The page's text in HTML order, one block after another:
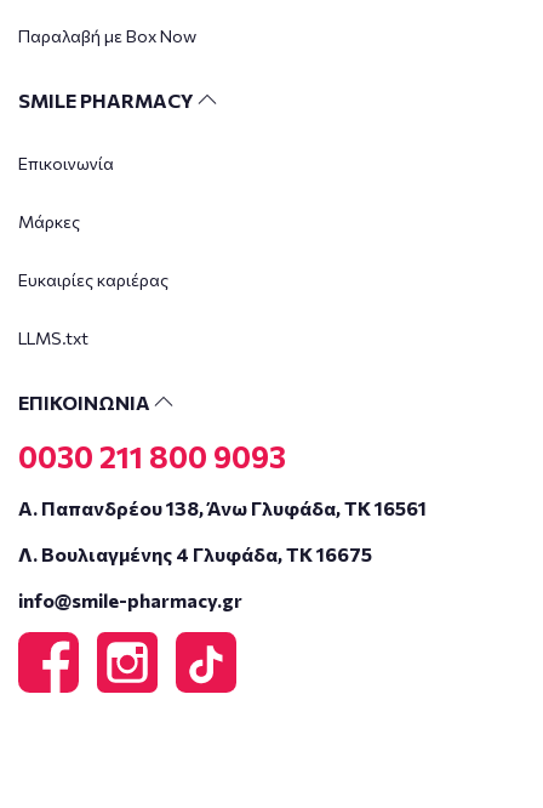
Παραλαβή με Box Now
SMILE PHARMACY
Επικοινωνία
Μάρκες
Ευκαιρίες καριέρας
LLMS.txt
ΕΠΙΚΟΙΝΩΝΙΑ
0030 211 800 9093
Α. Παπανδρέου 138, Άνω Γλυφάδα, ΤΚ 16561
Λ. Βουλιαγμένης 4 Γλυφάδα, ΤΚ 16675
info@smile-pharmacy.gr